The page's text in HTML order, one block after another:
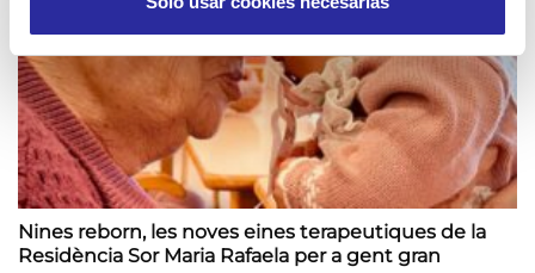
Nines reborn, les noves eines terapeutiques de la
Residència Sor Maria Rafaela per a gent gran